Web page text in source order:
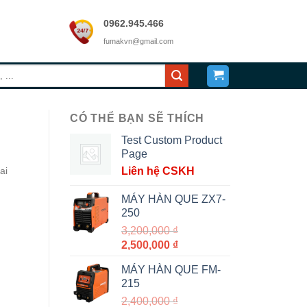
0962.945.466
fumakvn@gmail.com
CÓ THỂ BẠN SẼ THÍCH
Test Custom Product
Page
Liên hệ CSKH
MÁY HÀN QUE ZX7-
250
3,200,000₫
Giá
là:
3,200,000 ₫.
2,500,000 ₫Giá
tại
2,500,000 ₫.
MÁY HÀN QUE FM-
215
2,400,000₫